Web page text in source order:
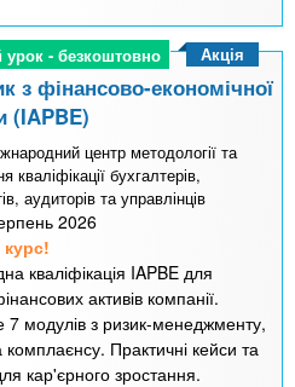
- безкоштовно
- безкоштовно
з фінансово-економічної
(IAPBE)
центр методології та
кваліфікації бухгалтерів,
аудиторів та управлінців
2026
курс!
кваліфікація IAPBE для
активів компанії.
7 модулів з ризик-менеджменту,
комплаєнсу. Практичні кейси та
кар'єрного зростання.
Акція